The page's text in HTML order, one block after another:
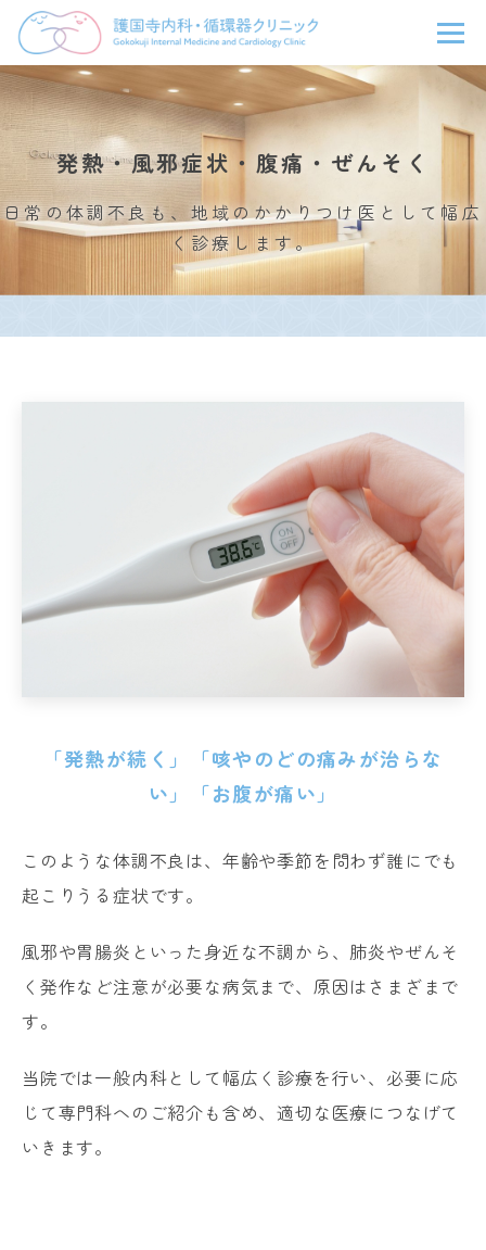
発熱・風邪症状・腹痛・ぜんそく
日常の体調不良も、地域のかかりつけ医として幅広
く診療します。
「発熱が続く」「咳やのどの痛みが治らな
い」「お腹が痛い」
このような体調不良は、年齢や季節を問わず誰にでも
起こりうる症状です。
風邪や胃腸炎といった身近な不調から、肺炎やぜんそ
く発作など注意が必要な病気まで、原因はさまざまで
す。
当院では一般内科として幅広く診療を行い、必要に応
じて専門科へのご紹介も含め、適切な医療につなげて
いきます。